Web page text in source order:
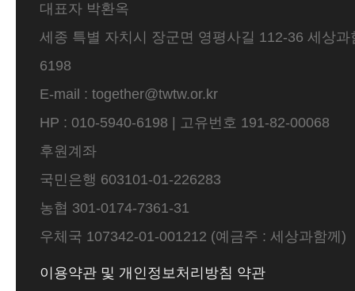
대표자 박환옥
세종 특별 자치시 장군면 영평사길 112-36 세상
6198
E-mail : together@twtw.or.kr
HP : 010-5940-6198 | 고유번호 191-82-00068
후원계좌
국민은행 603101-01-226283
농협 301-0174-7361-31
우체국 107342-01-001212 (예금주 : 세상과함께)
이용약관 및 개인정보처리방침 약관